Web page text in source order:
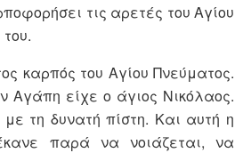
τις αρετές του Αγίου
καρπός του Αγίου Πνεύματος.
Αγάπη είχε ο άγιος Νικόλαος.
τη δυνατή πίστη. Και αυτή η
παρά να νοιάζεται, να